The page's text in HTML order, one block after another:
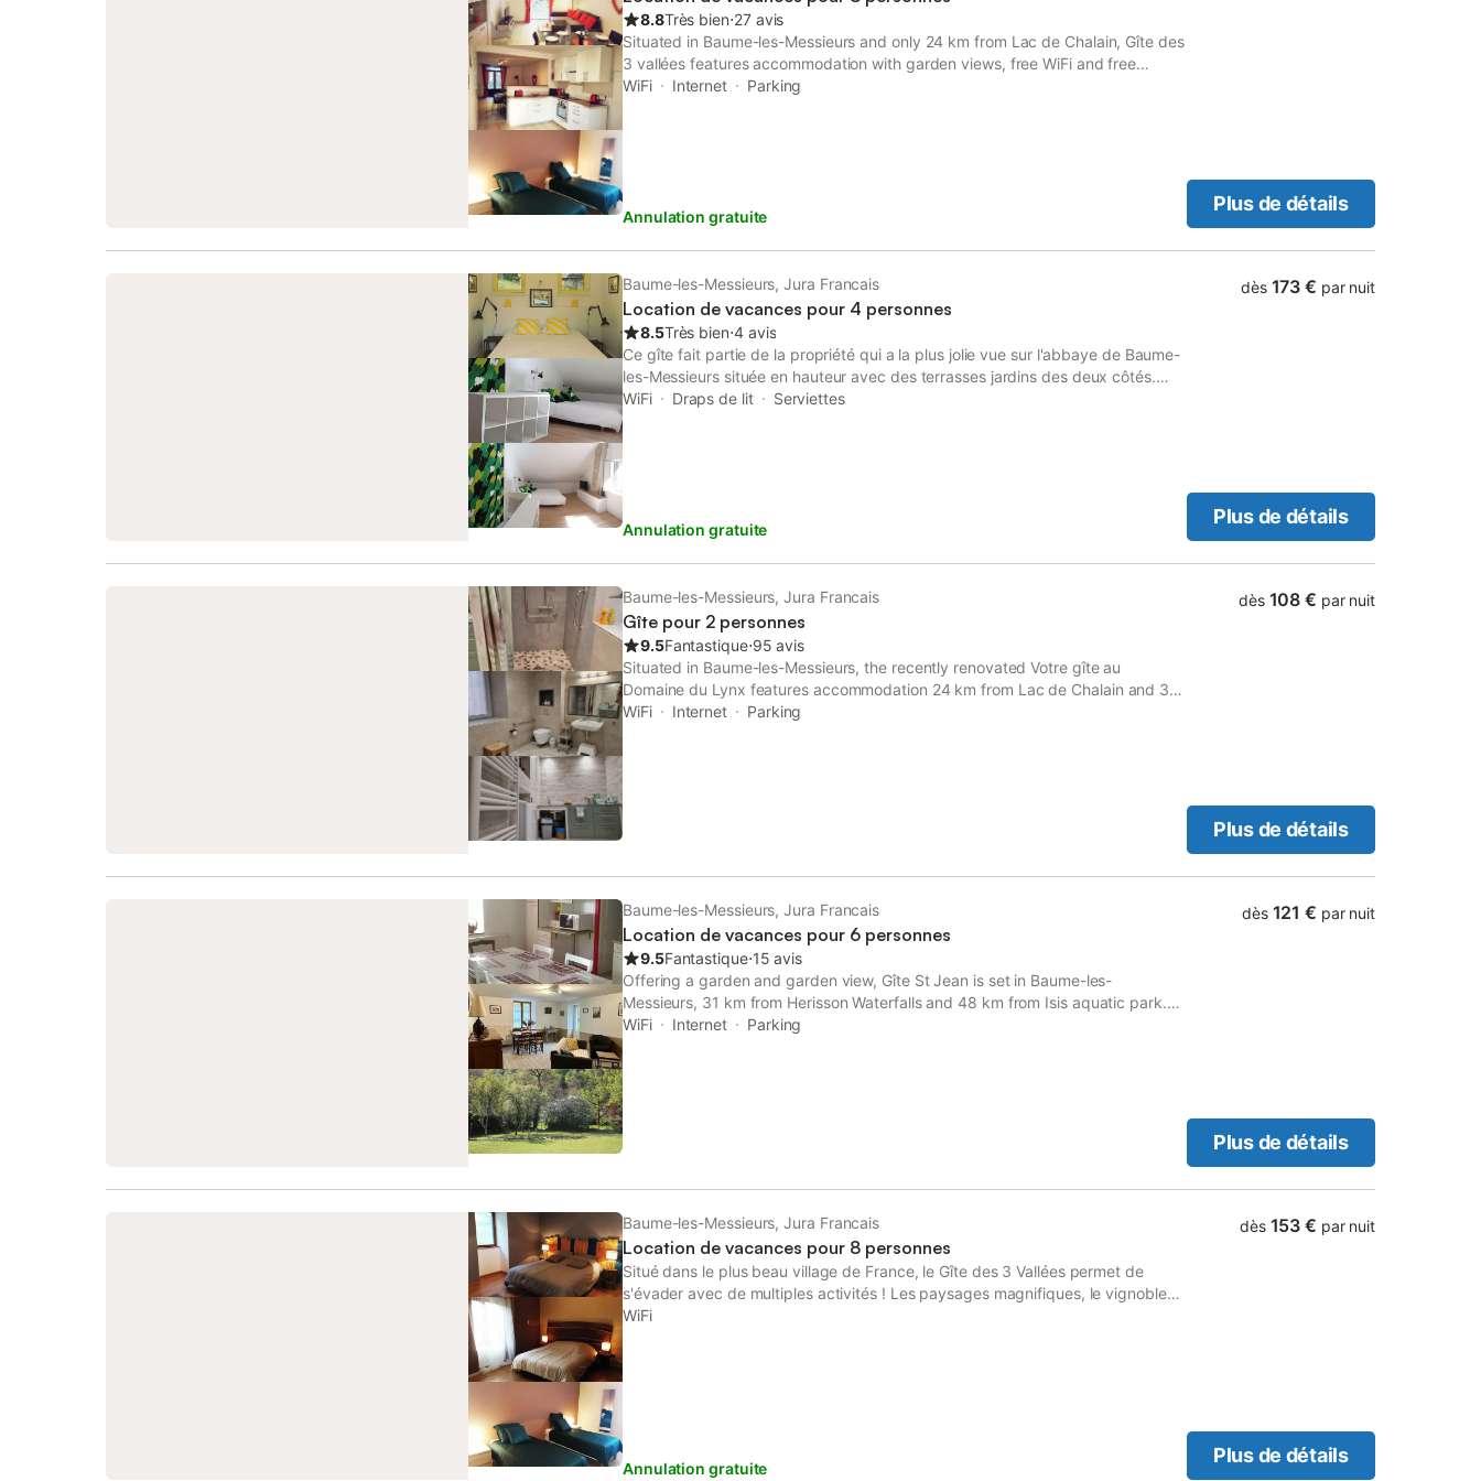
8.8Très bien⋅27 avis
Situated in Baume-les-Messieurs and only 24 km from Lac de Chalain, Gîte des
3 vallées features accommodation with garden views, free WiFi and free
private parking. Featuring a garden, the property is located within 18 km of Val
WiFi Internet Parking
Annulation gratuite
Plus de détails
Baume-les-Messieurs, Jura Francais
Location de vacances pour 4 personnes
8.5Très bien⋅4 avis
Ce gîte fait partie de la propriété qui a la plus jolie vue sur l'abbaye de Baume-
les-Messieurs située en hauteur avec des terrasses jardins des deux côtés.
Cette maison bénéficie d'un grand séjour de plain pieds sur les deux terrasses
WiFi Draps de lit Serviettes
Annulation gratuite
dès 173 € par nuit
Plus de détails
Baume-les-Messieurs, Jura Francais
Gîte pour 2 personnes
9.5Fantastique⋅95 avis
Situated in Baume-les-Messieurs, the recently renovated Votre gîte au
Domaine du Lynx features accommodation 24 km from Lac de Chalain and 32
km from Herisson Waterfalls.
WiFi Internet Parking
dès 108 € par nuit
Plus de détails
Baume-les-Messieurs, Jura Francais
Location de vacances pour 6 personnes
9.5Fantastique⋅15 avis
Offering a garden and garden view, Gîte St Jean is set in Baume-les-
Messieurs, 31 km from Herisson Waterfalls and 48 km from Isis aquatic park.
This property offers access to a terrace, free private parking and free WiFi.
WiFi Internet Parking
dès 121 € par nuit
Plus de détails
Baume-les-Messieurs, Jura Francais
Location de vacances pour 8 personnes
Situé dans le plus beau village de France, le Gîte des 3 Vallées permet de
s'évader avec de multiples activités ! Les paysages magnifiques, le vignoble
jurassien, les lacs et les rivières, et les nombreux lieux de visite, vous offrent la
WiFi
Annulation gratuite
dès 153 € par nuit
Plus de détails